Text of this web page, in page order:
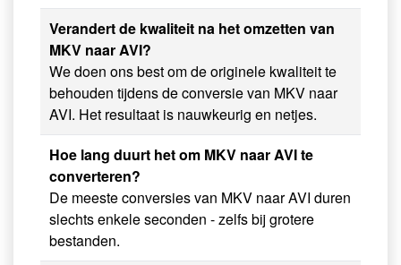
Verandert de kwaliteit na het omzetten van
MKV naar AVI?
We doen ons best om de originele kwaliteit te
behouden tijdens de conversie van MKV naar
AVI. Het resultaat is nauwkeurig en netjes.
Hoe lang duurt het om MKV naar AVI te
converteren?
De meeste conversies van MKV naar AVI duren
slechts enkele seconden - zelfs bij grotere
bestanden.